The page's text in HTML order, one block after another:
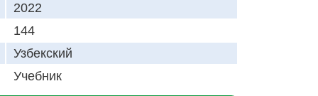
2022
144
Узбекский
Учебник